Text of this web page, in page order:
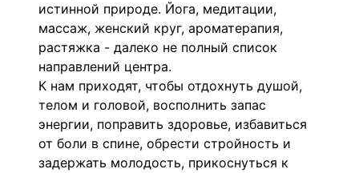
истинной природе. Йога, медитации,
массаж, женский круг, ароматерапия,
растяжка - далеко не полный список
направлений центра.
К нам приходят, чтобы отдохнуть душой,
телом и головой, восполнить запас
энергии, поправить здоровье, избавиться
от боли в спине, обрести стройность и
задержать молодость, прикоснуться к